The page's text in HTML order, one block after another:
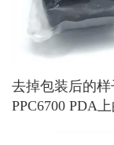
去掉包装后的
PPC6700 PDA